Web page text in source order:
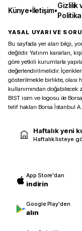
Künye•İletişim•
Gizlilik
YASAL UYARI VE
Bu sayfada yer alan bilgi,
değildir. Yatırım kararları,
göre yetkili kurumlarla
değerlendirilmelidir.
gösterilmekle birlikte, olası
kullanımından
BIST isim ve logosu ile
telif hakları Borsa İstanbul
Haftalık yeni
Haftalık listeye
App Store'dan
indirin
Google Play'den
alın